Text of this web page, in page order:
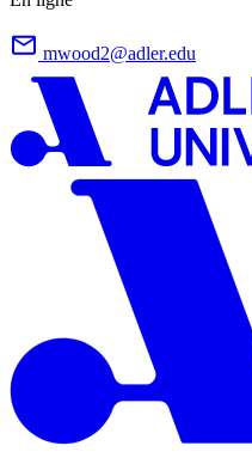
mwood2@adler.edu